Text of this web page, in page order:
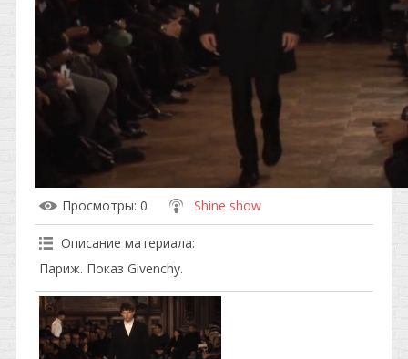
Просмотры: 0 Shine show
Описание материала:
Париж. Показ Givenchy.